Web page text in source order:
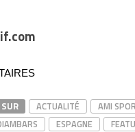
ACTUALITÉ AMI
ESPAGNE